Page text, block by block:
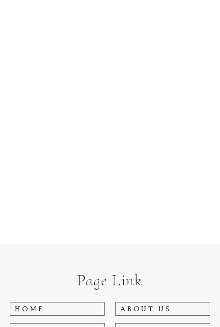
Page Link
HOME ABOUT US